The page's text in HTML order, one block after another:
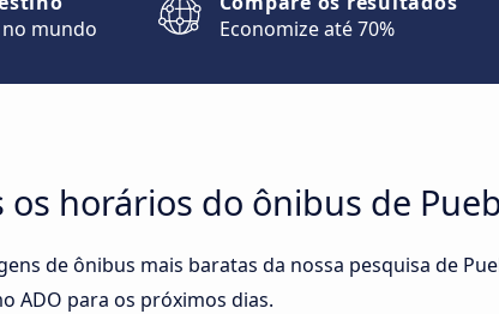
mundo
Economize até 70%
horários do ônibus de
de ônibus mais baratas da nossa pesquisa de
ADO para os próximos dias.